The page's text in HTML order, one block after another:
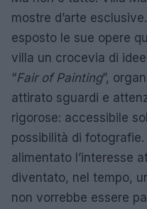
mostre d’arte esclusive.
esposto le sue opere
villa un crocevia di
“Fair of Painting”,
attirato sguardi e
rigorose: accessibile
possibilità di
alimentato l’interesse
diventato, nel tempo,
non vorrebbe essere